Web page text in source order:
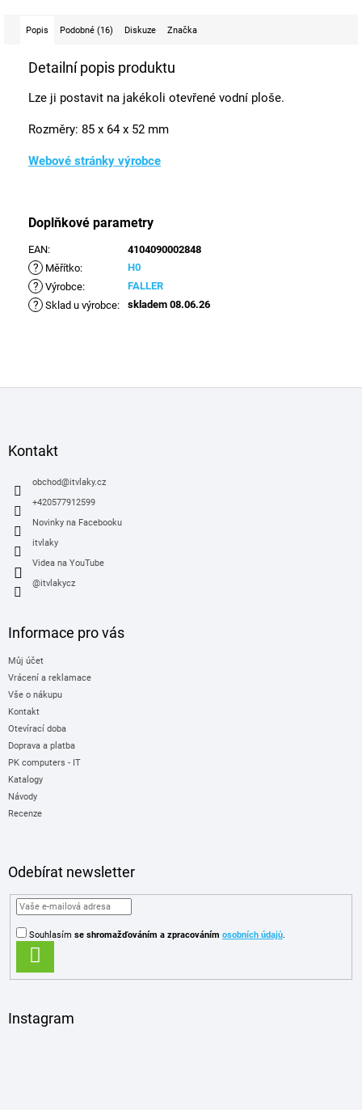
Popis Podobné (16) Diskuze Značka
Detailní popis produktu
Lze ji postavit na jakékoli otevřené vodní ploše.
Rozměry: 85 x 64 x 52 mm
Webové stránky výrobce
Doplňkové parametry
EAN: 4104090002848
? Měřítko: H0
? Výrobce: FALLER
? Sklad u výrobce: skladem 08.06.26
Kontakt
obchod@itvlaky.cz
+420577912599
Novinky na Facebooku
itvlaky
Videa na YouTube
@itvlakycz
Informace pro vás
Můj účet
Vrácení a reklamace
Vše o nákupu
Kontakt
Otevírací doba
Doprava a platba
PK computers - IT
Katalogy
Návody
Recenze
Odebírat newsletter
Souhlasím se shromažďováním a zpracováním osobních údajů.
SE
Instagram